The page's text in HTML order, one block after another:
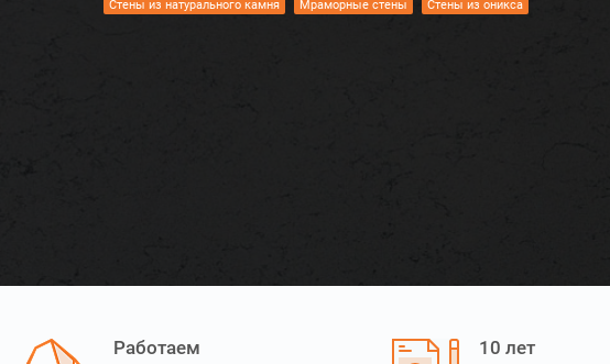
Стены из натурального камня Мраморные стены Стены из оникса
Работаем 10 лет